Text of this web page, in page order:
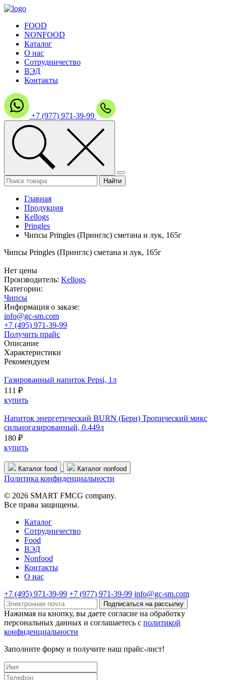
FOOD
NONFOOD
Каталог
О нас
Сотрудничество
ВЭД
Контакты
+7 (977) 971-39-99
Главная
Продукция
Kellogs
Pringles
Чипсы Pringles (Принглс) сметана и лук, 165г
Чипсы Pringles (Принглс) сметана и лук, 165г
Нет цены
Производитель: Kellogs
Категории:
Чипсы
Информация о заказе:
info@gc-sm.com
+7 (495) 971-39-99
Получить прайс
Описание
Характеристики
Рекомендуем
Газированный напиток Pepsi, 1л
111 ₽
купить
Напиток энергетический BURN (Берн) Тропический микс
сильногазированный, 0.449л
180 ₽
купить
Каталог food Каталог nonfood
Политика конфиденциальности
© 2026 SMART FMCG company.
Все права защищены.
Каталог
Cотрудничество
Food
ВЭД
Nonfood
Контакты
О нас
+7 (495) 971-39-99 +7 (977) 971-39-99 info@gc-sm.com
Подписаться на рассылку
Нажимая на кнопку, вы даете согласие на обработку
персональных данных и соглашаетесь c политикой
конфиденциальности
Заполните форму и получите наш прайс-лист!